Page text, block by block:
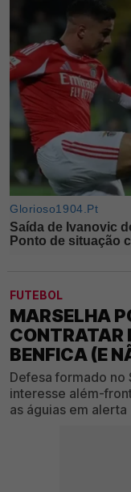
FUTEBOL
MARSELHA
CONTRATAR
BENFICA (E
Defesa formado no
interesse além-
as águias em alerta